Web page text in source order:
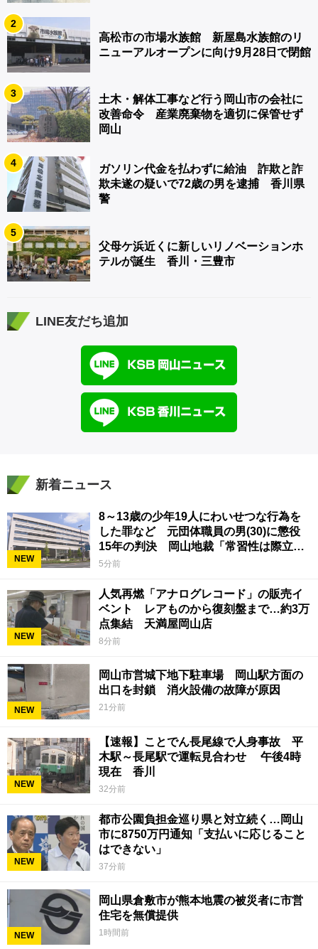
2
高松市の市場水族館 新屋島水族館のリ
ニューアルオープンに向け9月28日で閉館
3
土木・解体工事など行う岡山市の会社に
改善命令 産業廃棄物を適切に保管せず
岡山
4
ガソリン代金を払わずに給油 詐欺と詐
欺未遂の疑いで72歳の男を逮捕 香川県
警
5
父母ケ浜近くに新しいリノベーションホ
テルが誕生 香川・三豊市
LINE友だち追加
新着ニュース
NEW
8～13歳の少年19人にわいせつな行為を
した罪など 元団体職員の男(30)に懲役
15年の判決 岡山地裁「常習性は際立っ
ていて被害結果も非常に重い」
5分前
NEW
人気再燃「アナログレコード」の販売イ
ベント レアものから復刻盤まで…約3万
点集結 天満屋岡山店
8分前
NEW
岡山市営城下地下駐車場 岡山駅方面の
出口を封鎖 消火設備の故障が原因
21分前
NEW
【速報】ことでん長尾線で人身事故 平
木駅～長尾駅で運転見合わせ 午後4時
現在 香川
32分前
NEW
都市公園負担金巡り県と対立続く…岡山
市に8750万円通知「支払いに応じること
はできない」
37分前
NEW
岡山県倉敷市が熊本地震の被災者に市営
住宅を無償提供
1時間前